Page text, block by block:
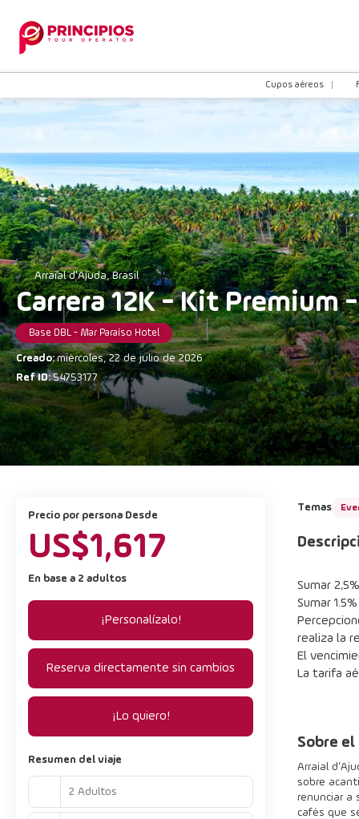
Cupos aéreos
Arraial d'Ajuda, Brasil
Carrera 12K - Kit Premium
Base DBL - Mar Paraíso Hotel
Creado:miércoles, 22 de julio de 2026
Ref ID:54753177
Temas
Sumar
Sumar
realiza la
El
La tarifa
Sobre
Arraial
sobre
renunciar a
cafés que
precio por persona Desde
US$1,617
En base a 2 adultos
¡Personalízalo!
Reserva directamente sin cambios
¡Lo quiero!
Resumen del viaje
2 Adultos